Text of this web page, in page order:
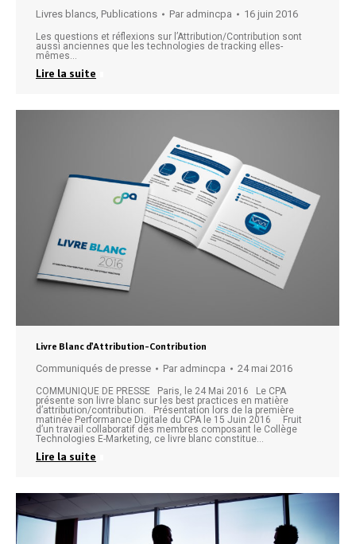
Livres blancs, Publications Par admincpa 16 juin 2016
Les questions et réflexions sur l’Attribution/Contribution sont
aussi anciennes que les technologies de tracking elles-
mêmes…
Lire la suite
Livre Blanc d’Attribution-Contribution
Communiqués de presse Par admincpa 24 mai 2016
COMMUNIQUE DE PRESSE Paris, le 24 Mai 2016 Le CPA
présente son livre blanc sur les best practices en matière
d’attribution/contribution. Présentation lors de la première
matinée Performance Digitale du CPA le 15 Juin 2016 Fruit
d’un travail collaboratif des membres composant le Collège
Technologies E-Marketing, ce livre blanc constitue…
Lire la suite